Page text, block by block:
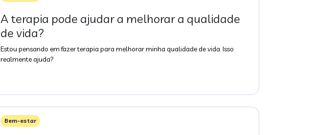
A terapia pode ajudar a melhorar a qualidade
de vida?
Estou pensando em fazer terapia para melhorar minha qualidade de vida. Isso
realmente ajuda?
Bem-estar